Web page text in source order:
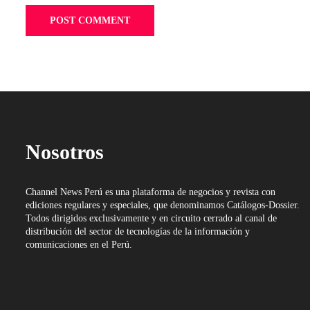
Nosotros
Channel News Perú es una plataforma de negocios y revista con
ediciones regulares y especiales, que denominamos Catálogos-Dossier.
Todos dirigidos exclusivamente y en circuito cerrado al canal de
distribución del sector de tecnologías de la información y
comunicaciones en el Perú.